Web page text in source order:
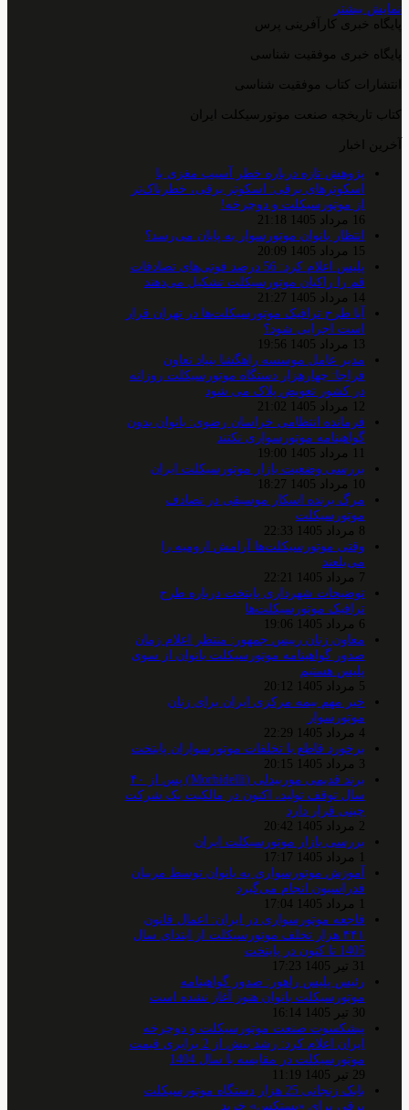
نمایش بیشتر
پایگاه خبری کارآفرینی پرس
پایگاه خبری موفقیت شناسی
انتشارات کتاب موفقیت شناسی
کتاب تاریخچه صنعت موتورسیکلت ایران
آخرین اخبار
پژوهش تازه درباره خطر آسیب مغزی با
اسکوترهای برقی: اسکوتر برقی، خطرناک‌تر
از موتورسیکلت و دوچرخه!
16 مرداد 1405 21:18
انتظار بانوان موتورسوار به پایان می‌رسد؟
15 مرداد 1405 20:09
پلیس اعلام کرد: 56 درصد فوتی‌های تصادفات
قم را راکبان موتورسیکلت تشکیل می‌دهند
14 مرداد 1405 21:27
آیا طرح ترافیک موتورسیکلت‌ها در تهران قرار
است اجرایی شود؟
مدیر عامل موسسه راهگشا بنیاد تعاون
فراجا: چهارهزار دستگاه موتورسیکلت روزانه
در کشور تعویض پلاک می شود
12 مرداد 1405 21:02
فرمانده انتظامی خراسان رضوی: بانوان بدون
گواهینامه موتورسواری نکنند
بررسی وضعیت بازار موتورسیکلت ایران
مرگ برنده اسکار موسیقی در تصادف
موتورسیکلت
وقتی موتورسیکلت‌ها آرامش ارومیه را
می‌بلعند
7 مرداد 1405 22:21
توضیحات شهرداری پایتخت درباره طرح
ترافیک موتورسیکلت‌ها
6 مرداد 1405 19:06
معاون زنان رییس جمهور: منتظر اعلام زمان
صدور گواهینامه موتورسیکلت بانوان از سوی
پلیس هستیم
5 مرداد 1405 20:12
خبر مهم بیمه مرکزی ایران برای زنان
موتورسوار
4 مرداد 1405 22:29
برخورد قاطع با تخلفات موتورسواران پایتخت
برند قدیمی موربیدلی (Morbidelli) پس از ۴۰
سال توقف تولید، اکنون در مالکیت یک شرکت
چینی قرار دارد
2 مرداد 1405 20:42
بررسی بازار موتورسیکلت ایران
آموزش موتورسواری به بانوان توسط مربیان
فدراسیون انجام می‌گیرد
فاجعه موتورسواری در ایران: اعمال قانون
۴۴۱ هزار تخلف موتورسیکلت از ابتدای سال
1405 تا کنون در پایتخت
رئیس پلیس راهور: صدور گواهینامه
موتورسیکلت بانوان هنوز آغاز نشده است
پیشکسوت صنعت موتورسیکلت و دوچرخه
ایران اعلام کرد: رشد بیش از 2 برابری قیمت
موتورسیکلت در مقایسه با سال 1404
29 تیر 1405 11:19
بابک زنجانی 25 هزار دستگاه موتورسیکلت
برقی برای «پستکس» خرید